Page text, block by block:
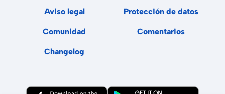
Aviso legal Protección de datos
Comunidad Comentarios
Changelog